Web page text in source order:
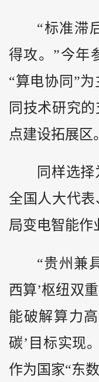
“标准滞
得攻。”今年
“算电协同”
同技术研究
点建设拓展区。
同样选
全国人大代
局变电智能作
“贵州兼
西算’枢纽双
能破解算力
碳’目标实现
作为国家“东